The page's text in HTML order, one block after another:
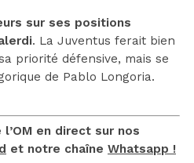
sur ses positions
. La Juventus ferait bien
priorité défensive, mais se
de Pablo Longoria.
en direct sur nos
et notre chaîne Whatsapp !